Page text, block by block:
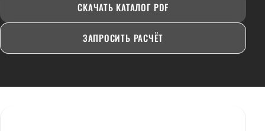
СКАЧАТЬ КАТАЛОГ PDF
ЗАПРОСИТЬ РАСЧЁТ